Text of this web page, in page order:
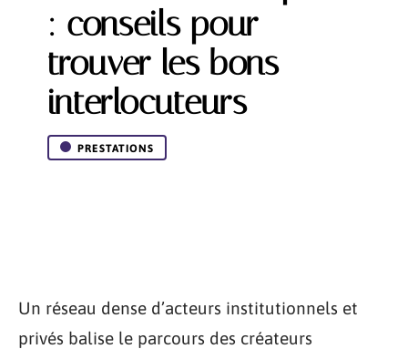
: conseils pour
trouver les bons
interlocuteurs
PRESTATIONS
Un réseau dense d’acteurs institutionnels et
privés balise le parcours des créateurs